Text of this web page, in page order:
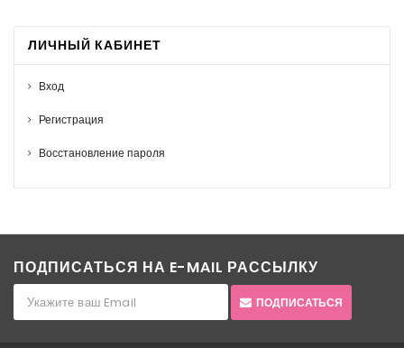
ЛИЧНЫЙ КАБИНЕТ
Вход
Регистрация
Восстановление пароля
ПОДПИСАТЬСЯ НА E-MAIL РАССЫЛКУ
ПОДПИСАТЬСЯ